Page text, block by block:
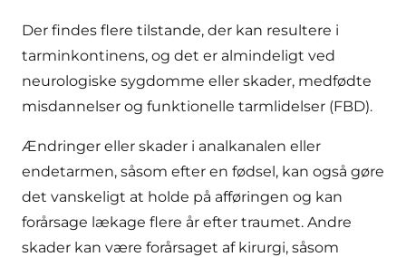
Der findes flere tilstande, der kan resultere i
tarminkontinens, og det er almindeligt ved
neurologiske sygdomme eller skader, medfødte
misdannelser og funktionelle tarmlidelser (FBD).
Ændringer eller skader i analkanalen eller
endetarmen, såsom efter en fødsel, kan også gøre
det vanskeligt at holde på afføringen og kan
forårsage lækage flere år efter traumet. Andre
skader kan være forårsaget af kirurgi, såsom